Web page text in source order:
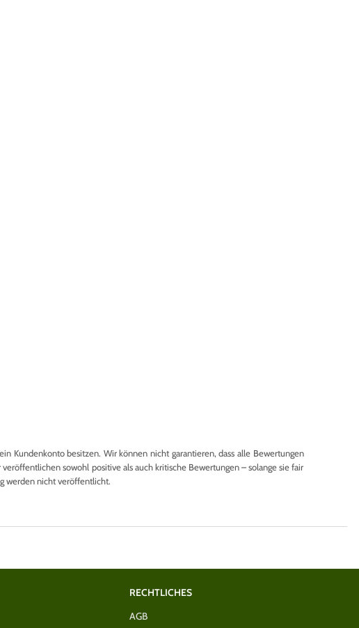
Kundenkonto besitzen. Wir können nicht garantieren, dass alle Bewertungen
sowohl positive als auch kritische Bewertungen – solange sie fair
werden nicht veröffentlicht.
RECHTLICHES
AGB